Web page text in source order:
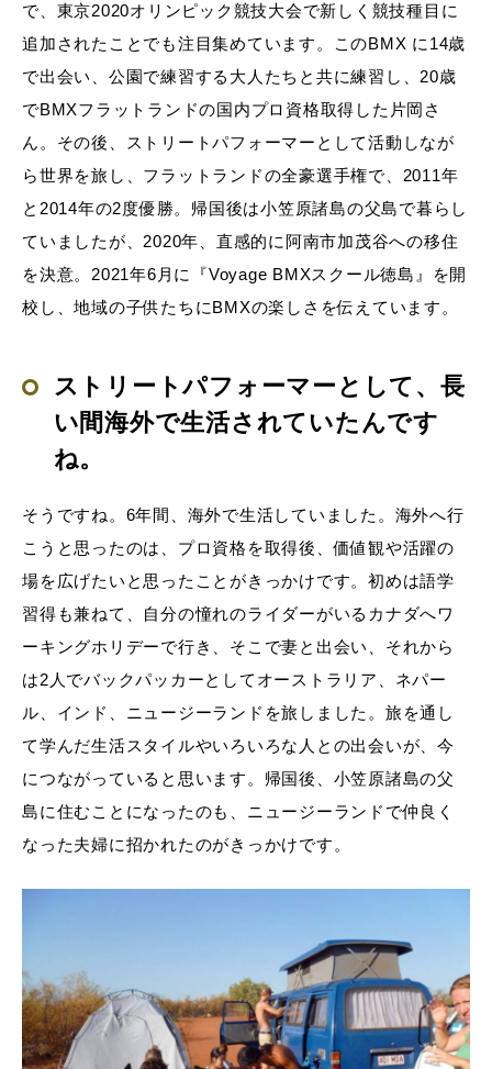
で、東京2020オリンピック競技大会で新しく競技種目に
追加されたことでも注目集めています。このBMX に14歳
で出会い、公園で練習する大人たちと共に練習し、20歳
でBMXフラットランドの国内プロ資格取得した片岡さ
ん。その後、ストリートパフォーマーとして活動しなが
ら世界を旅し、フラットランドの全豪選手権で、2011年
と2014年の2度優勝。帰国後は小笠原諸島の父島で暮らし
ていましたが、2020年、直感的に阿南市加茂谷への移住
を決意。2021年6月に『Voyage BMXスクール徳島』を開
校し、地域の子供たちにBMXの楽しさを伝えています。
ストリートパフォーマーとして、長
い間海外で生活されていたんです
ね。
そうですね。6年間、海外で生活していました。海外へ行
こうと思ったのは、プロ資格を取得後、価値観や活躍の
場を広げたいと思ったことがきっかけです。初めは語学
習得も兼ねて、自分の憧れのライダーがいるカナダへワ
ーキングホリデーで行き、そこで妻と出会い、それから
は2人でバックパッカーとしてオーストラリア、ネパー
ル、インド、ニュージーランドを旅しました。旅を通し
て学んだ生活スタイルやいろいろな人との出会いが、今
につながっていると思います。帰国後、小笠原諸島の父
島に住むことになったのも、ニュージーランドで仲良く
なった夫婦に招かれたのがきっかけです。